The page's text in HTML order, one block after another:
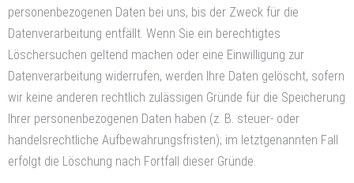
personenbezogenen Daten bei uns, bis der Zweck für die
Datenverarbeitung entfällt. Wenn Sie ein berechtigtes
Löschersuchen geltend machen oder eine Einwilligung zur
Datenverarbeitung widerrufen, werden Ihre Daten gelöscht, sofern
wir keine anderen rechtlich zulässigen Gründe für die Speicherung
Ihrer personenbezogenen Daten haben (z. B. steuer- oder
handelsrechtliche Aufbewahrungsfristen); im letztgenannten Fall
erfolgt die Löschung nach Fortfall dieser Gründe.